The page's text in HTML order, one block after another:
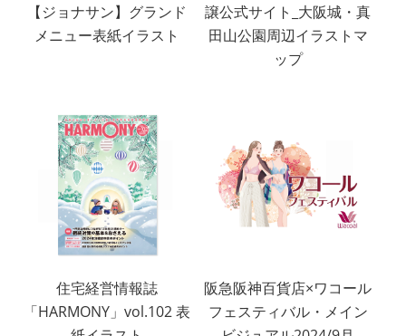
【ジョナサン】グランド
メニュー表紙イラスト
譲公式サイト_大阪城・真
田山公園周辺イラストマ
ップ
住宅経営情報誌
「HARMONY」vol.102 表
阪急阪神百貨店×ワコール
フェスティバル・メイン